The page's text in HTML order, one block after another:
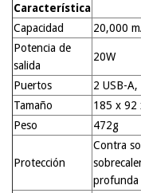
Característica
Capacidad
20,000
Potencia de
salida
20W
Puertos
2 USB-A,
Tamaño
185 x 92
Peso
472g
Protección
Contra
profunda